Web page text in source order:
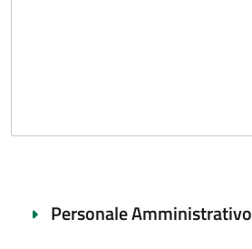
Personale Amministrativo